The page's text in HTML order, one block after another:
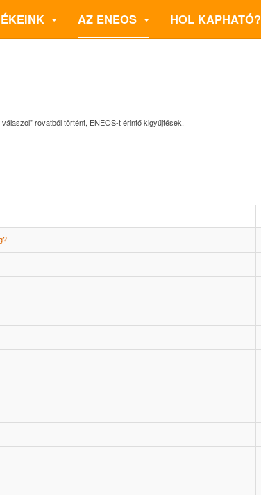
AZ ENEOS HOL KAPHATÓ?
rovatból történt, ENEOS-t érintő kigyűjtések.